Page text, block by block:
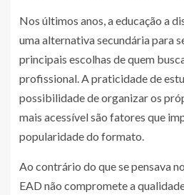
Nos últimos anos, a educação a
uma alternativa secundária para
principais escolhas de quem
profissional. A praticidade de
possibilidade de organizar os
mais acessível são fatores que
popularidade do formato.
Ao contrário do que se pensava
EAD não compromete a